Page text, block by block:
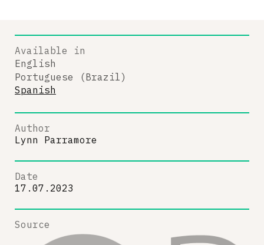
Available in
English
Portuguese (Brazil)
Spanish
Author
Lynn Parramore
Date
17.07.2023
Source